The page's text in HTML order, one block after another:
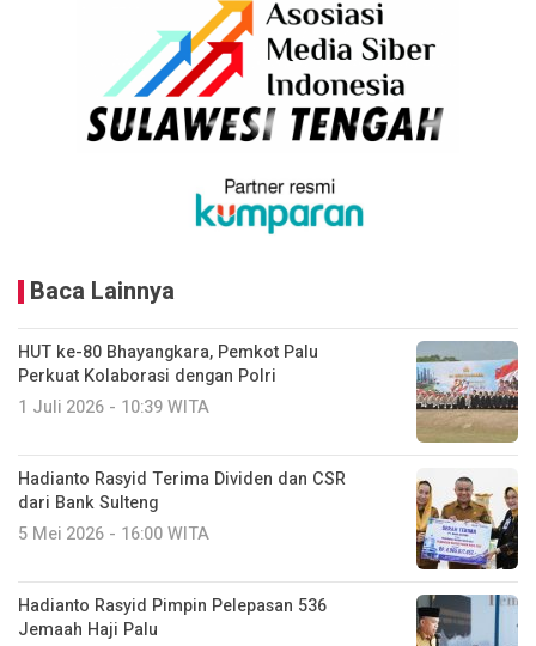
Baca Lainnya
HUT ke-80 Bhayangkara, Pemkot Palu
Perkuat Kolaborasi dengan Polri
1 Juli 2026 - 10:39 WITA
Hadianto Rasyid Terima Dividen dan CSR
dari Bank Sulteng
5 Mei 2026 - 16:00 WITA
Hadianto Rasyid Pimpin Pelepasan 536
Jemaah Haji Palu